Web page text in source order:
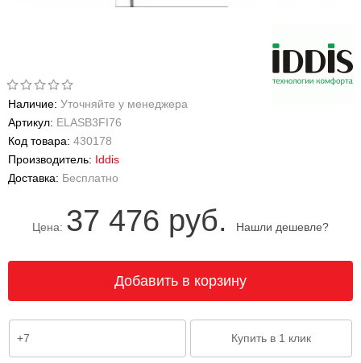
Наличие: Уточняйте у менеджера
Артикул: ELASB3FI76
Код товара: 430178
Производитель: Iddis
Доставка: Бесплатно
Цена: 37 476 руб. Нашли дешевле?